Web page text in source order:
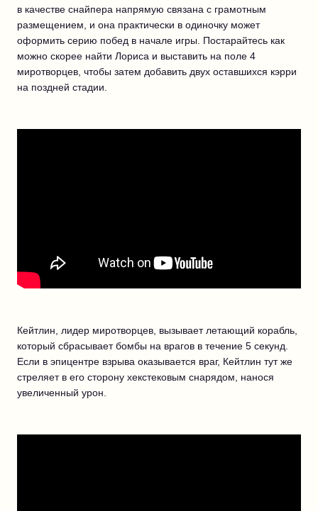
в качестве снайпера напрямую связана с грамотным
размещением, и она практически в одиночку может
оформить серию побед в начале игры. Постарайтесь как
можно скорее найти Лориса и выставить на поле 4
миротворцев, чтобы затем добавить двух оставшихся кэрри
на поздней стадии.
Кейтлин, лидер миротворцев, вызывает летающий корабль,
который сбрасывает бомбы на врагов в течение 5 секунд.
Если в эпицентре взрыва оказывается враг, Кейтлин тут же
стреляет в его сторону хекстековым снарядом, нанося
увеличенный урон.